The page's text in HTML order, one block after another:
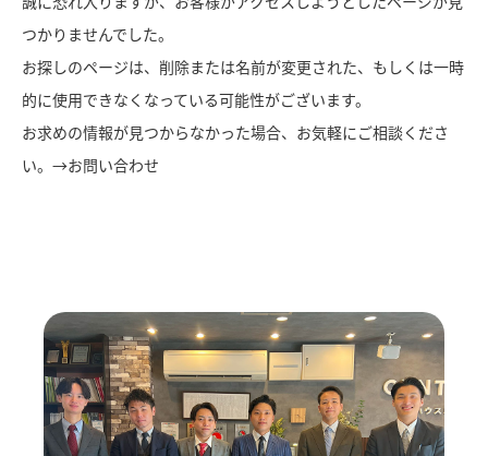
つかりませんでした。
お探しのページは、削除または名前が変更された、もしくは一時
的に使用できなくなっている可能性がございます。
お求めの情報が見つからなかった場合、お気軽にご相談くださ
い。→お問い合わせ